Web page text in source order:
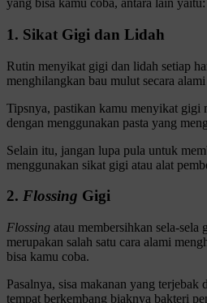
yang bisa kamu coba, antara lain yaitu:
1. Sikat Gigi dan Lidah
Rutin menyikat gigi dan lidah setiap
menghilangkan bau mulut secara
Tipsnya, pastikan kamu menyikat gigi
dengan menggunakan pasta yang
Selain itu, jangan lupa pula untuk
menggunakan sikat gigi atau alat
2. Flossing Gigi
Flossing atau membersihkan sela-sela
merupakan salah satu cara alami
bisa kamu coba.
Pasalnya, sisa makanan yang terjebak
tempat berkembang biaknya bakteri